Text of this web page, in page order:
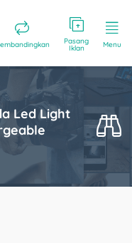
Pasang
Iklan Menu
Led Light